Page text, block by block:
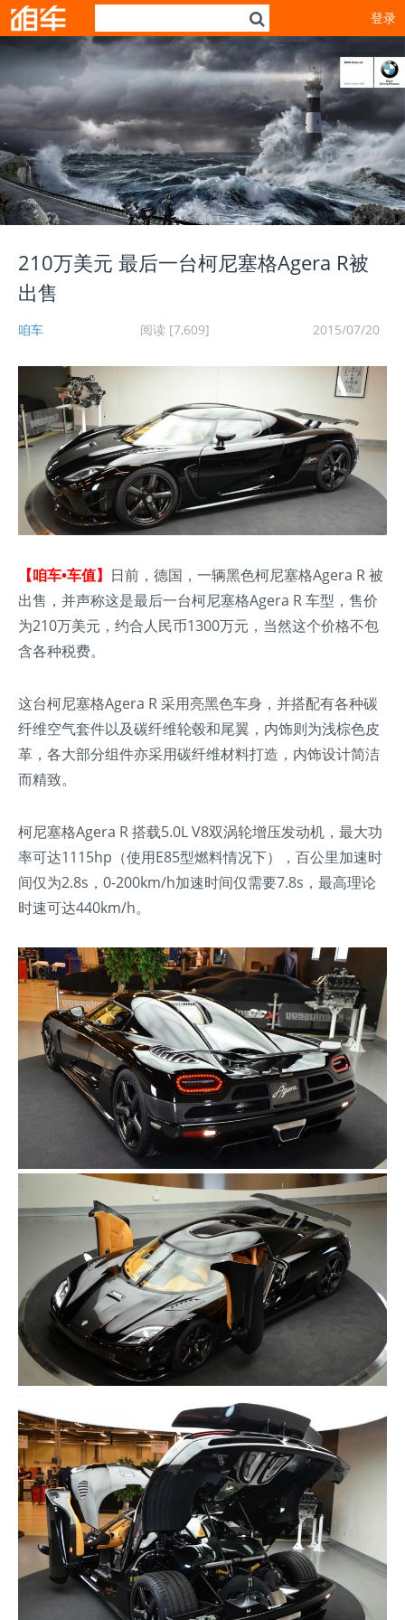
登录
210万美元 最后一台柯尼塞格Agera R被
出售
咱车 阅读 [7,609] 2015/07/20
【咱车•车值】 日前，德国，一辆黑色柯尼塞格Agera R 被
出售，并声称这是最后一台柯尼塞格Agera R 车型，售价
为210万美元，约合人民币1300万元，当然这个价格不包
含各种税费。
这台柯尼塞格Agera R 采用亮黑色车身，并搭配有各种碳
纤维空气套件以及碳纤维轮毂和尾翼，内饰则为浅棕色皮
革，各大部分组件亦采用碳纤维材料打造，内饰设计简洁
而精致。
柯尼塞格Agera R 搭载5.0L V8双涡轮增压发动机，最大功
率可达1115hp（使用E85型燃料情况下），百公里加速时
间仅为2.8s，0-200km/h加速时间仅需要7.8s，最高理论
时速可达440km/h。